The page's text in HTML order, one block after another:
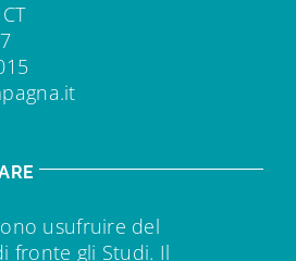
usufruire del
fronte gli Studi. Il